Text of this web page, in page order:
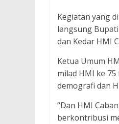
Kegiatan yang
langsung
dan Kedar HMI
Ketua Umum
milad HMI ke
demografi dan
“Dan HMI
berkontribusi